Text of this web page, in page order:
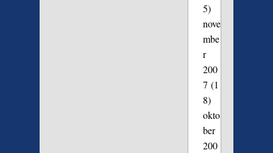
5)
nove
mbe
r
200
7 (1
8)
okto
ber
200